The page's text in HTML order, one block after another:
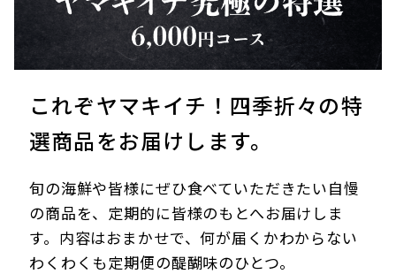
これぞヤマキイチ！四季折々の特
選商品をお届けします。
旬の海鮮や皆様にぜひ食べていただきたい自慢
の商品を、定期的に皆様のもとへお届けしま
す。内容はおまかせで、何が届くかわからない
わくわくも定期便の醍醐味のひとつ。